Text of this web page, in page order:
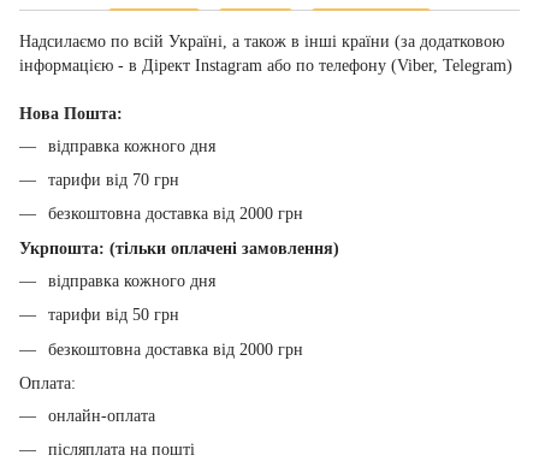
Надсилаємо по всій Україні, а також в інші країни (за додатковою
інформацією - в Дірект Instagram або по телефону (Viber, Telegram)
Нова Пошта:
відправка кожного дня
тарифи від 70 грн
безкоштовна доставка від 2000 грн
Укрпошта: (тільки оплачені замовлення)
відправка кожного дня
тарифи від 50 грн
безкоштовна доставка від 2000 грн
Оплата:
онлайн-оплата
післяплата на пошті